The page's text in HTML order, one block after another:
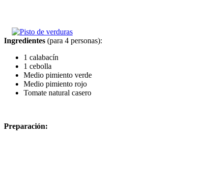
Ingredientes (para 4 personas):
1 calabacín
1 cebolla
Medio pimiento verde
Medio pimiento rojo
Tomate natural casero
Preparación: